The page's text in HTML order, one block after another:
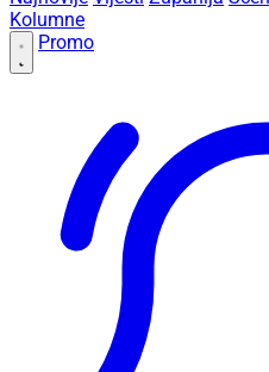
Kolumne
Promo